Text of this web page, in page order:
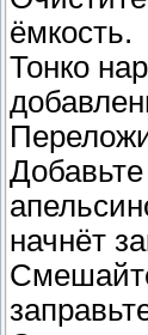
ёмкость.
Тонко
начнёт